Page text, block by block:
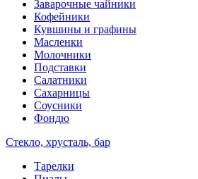
Заварочные чайники
Кофейники
Кувшины и графины
Масленки
Молочники
Подставки
Салатники
Сахарницы
Соусники
Фондю
Стекло, хрусталь, бар
Тарелки